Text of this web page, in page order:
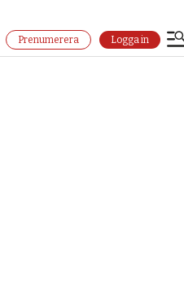
Prenumerera Logga in